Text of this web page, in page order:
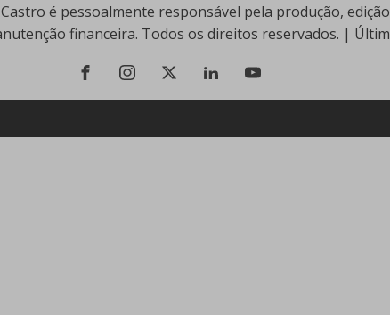
é pessoalmente responsável pela produção,
financeira. Todos os direitos reservados. |